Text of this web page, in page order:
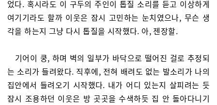
었다. 혹시라도 이 구두의 주인이 톱질 소리를 듣고 이상하게
여기기라도 할까 이웃은 잠시 고민하는 눈치였으나, 무슨 생
각을 하는지 그냥 다시 톱질을 시작했다. 아, 젠장할.
기어이 쿵, 하며 벽의 일부가 바닥으로 떨어진 걸로 추정되
는 소리가 들려왔다. 직후에, 전혀 배려도 없는 발소리가 나의
집안에서 들려오기 시작했다. 내가 어디 있는지 살피려는 듯
잠시 조용하던 이웃은 방 곳곳을 수색하듯 집 안 돌아다니기